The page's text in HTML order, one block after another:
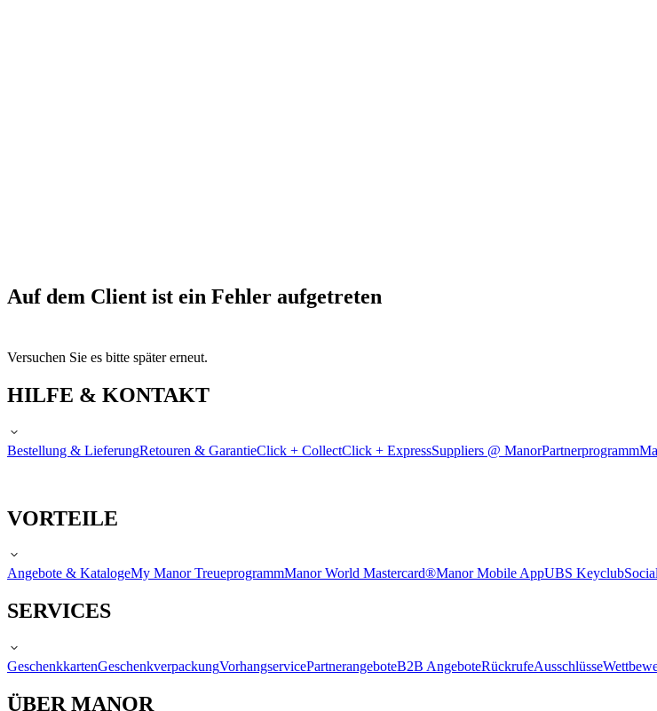
Auf dem Client ist ein Fehler aufgetreten
Versuchen Sie es bitte später erneut.
HILFE & KONTAKT
Bestellung & LieferungRetouren & GarantieClick + CollectClick + ExpressSuppliers @ ManorPartnerprogramm
VORTEILE
Angebote & KatalogeMy Manor TreueprogrammManor World Mastercard®Manor Mobile AppUBS Keyclub
SERVICES
GeschenkkartenGeschenkverpackungVorhangservicePartnerangeboteB2B AngeboteRückrufeAusschlüsse
ÜBER MANOR